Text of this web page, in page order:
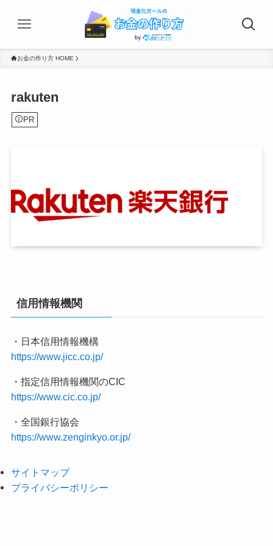
お金の作り方 HOME
rakuten
PR
信用情報機関
・日本信用情報機構
https://www.jicc.co.jp/
・指定信用情報機関のCIC
https://www.cic.co.jp/
・全国銀行協会
https://www.zenginkyo.or.jp/
サイトマップ
プライバシーポリシー